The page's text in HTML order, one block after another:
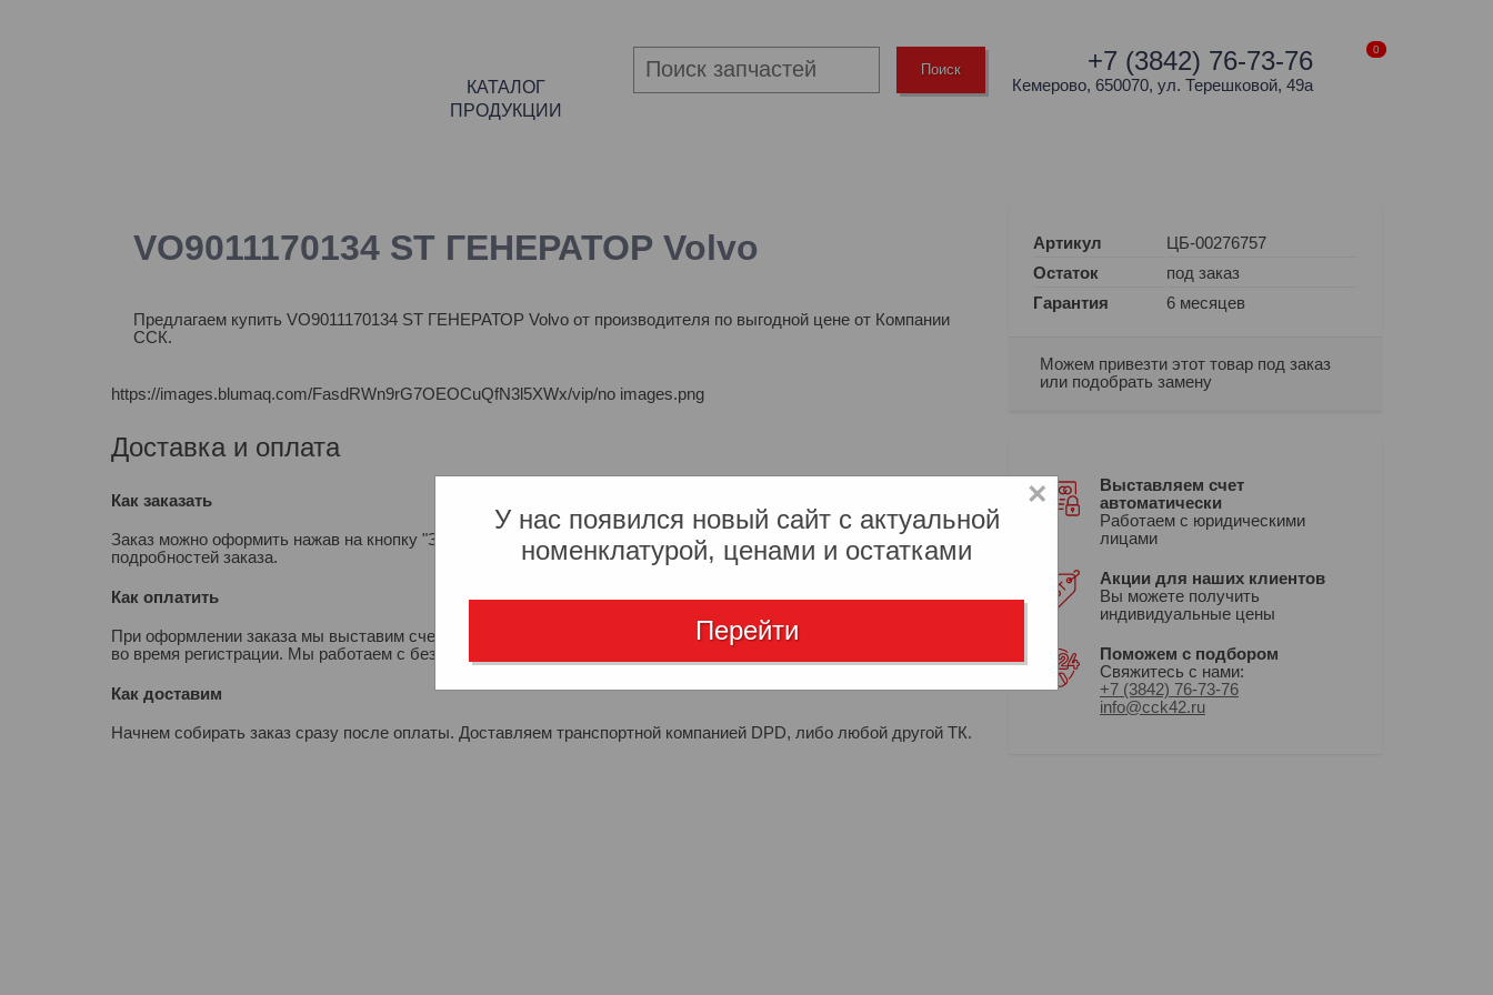
×
У нас появился новый сайт с актуальной
номенклатурой, ценами и остатками
Перейти
КАТАЛОГ
ПРОДУКЦИИ
Поиск +7 (3842) 76-73-76
Кемерово, 650070, ул. Терешковой, 49а
0
VO9011170134 ST ГЕНЕРАТОР Volvo
Предлагаем купить VO9011170134 ST ГЕНЕРАТОР Volvo от производителя по выгодной цене от Компании
ССК.
https://images.blumaq.com/FasdRWn9rG7OEOCuQfN3l5XWx/vip/no images.png
Доставка и оплата
Как заказать
Заказ можно оформить нажав на кнопку "Заказать". После чего, наш менеджер свяжется с вами для уточнения
подробностей заказа.
Как оплатить
При оформлении заказа мы выставим счет для оплаты – он придет автоматически на почту, которую вы указали
во время регистрации. Мы работаем с безналичными платежами с расчетного счета.
Как доставим
Начнем собирать заказ сразу после оплаты. Доставляем транспортной компанией DPD, либо любой другой ТК.
Артикул
ЦБ-00276757
Остаток
под заказ
Гарантия
6 месяцев
Можем привезти этот товар под заказ
или подобрать замену
Выставляем счет
автоматически
Работаем с юридическими
лицами
Акции для наших клиентов
Вы можете получить
индивидуальные цены
Поможем с подбором
Свяжитесь с нами:
+7 (3842) 76-73-76
info@cck42.ru